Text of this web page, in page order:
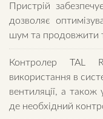
Пристрій
дозволяє
шум та продовжити
Контролер TAL
використання в
вентиляції, а
де необхідний